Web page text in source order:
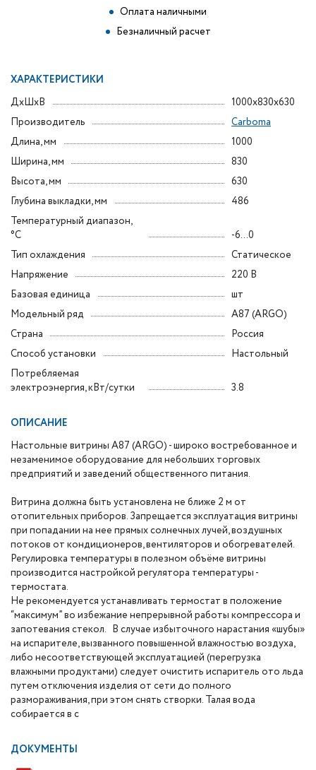
Оплата наличными
Безналичный расчет
ХАРАКТЕРИСТИКИ
ДxШxВ
1000x830x630
Производитель
Carboma
Длина, мм
1000
Ширина, мм
830
Высота, мм
630
Глубина выкладки, мм
486
Температурный диапазон,
°C
-6...0
Тип охлаждения
Статическое
Напряжение
220 В
Базовая единица
шт
Модельный ряд
A87 (ARGO)
Страна
Россия
Способ установки
Настольный
Потребляемая
электроэнергия, кВт/сутки
3.8
ОПИСАНИЕ
Настольные витрины A87 (ARGO) - широко востребованное и
незаменимое оборудование для небольших торговых
предприятий и заведений общественного питания.
Витрина должна быть установлена не ближе 2 м от
отопительных приборов. Запрещается эксплуатация витрины
при попадании на нее прямых солнечных лучей, воздушных
потоков от кондиционеров, вентиляторов и обогревателей.
Регулировка температуры в полезном объёме витрины
производится настройкой регулятора температуры -
термостата.
Не рекомендуется устанавливать термостат в положение
“максимум” во избежание непрерывной работы компрессора и
запотевания стекол. В случае избыточного нарастания «шубы»
на испарителе, вызванного повышенной влажностью воздуха,
либо несоответствующей эксплуатацией (перегрузка
влажными продуктами) следует очистить испаритель ото льда
путем отключения изделия от сети до полного
размораживания, при этом снять створки. Талая вода
собирается в с
ДОКУМЕНТЫ